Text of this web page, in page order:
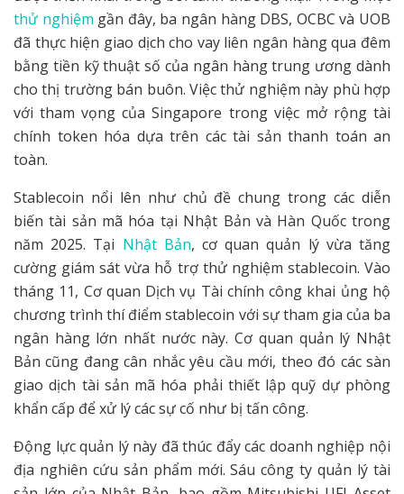
thử nghiệm gần đây, ba ngân hàng DBS, OCBC và UOB
đã thực hiện giao dịch cho vay liên ngân hàng qua đêm
bằng tiền kỹ thuật số của ngân hàng trung ương dành
cho thị trường bán buôn. Việc thử nghiệm này phù hợp
với tham vọng của Singapore trong việc mở rộng tài
chính token hóa dựa trên các tài sản thanh toán an
toàn.
Stablecoin nổi lên như chủ đề chung trong các diễn
biến tài sản mã hóa tại Nhật Bản và Hàn Quốc trong
năm 2025. Tại Nhật Bản, cơ quan quản lý vừa tăng
cường giám sát vừa hỗ trợ thử nghiệm stablecoin. Vào
tháng 11, Cơ quan Dịch vụ Tài chính công khai ủng hộ
chương trình thí điểm stablecoin với sự tham gia của ba
ngân hàng lớn nhất nước này. Cơ quan quản lý Nhật
Bản cũng đang cân nhắc yêu cầu mới, theo đó các sàn
giao dịch tài sản mã hóa phải thiết lập quỹ dự phòng
khẩn cấp để xử lý các sự cố như bị tấn công.
Động lực quản lý này đã thúc đẩy các doanh nghiệp nội
địa nghiên cứu sản phẩm mới. Sáu công ty quản lý tài